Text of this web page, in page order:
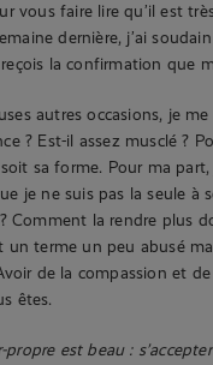
vous faire lire qu’il est
dernière, j’ai
reçois la confirmation
autres occasions, je
? Est-il assez musclé ?
sa forme. Pour ma
je ne suis pas la seule à
Comment la rendre plus
un terme un peu abusé
de la compassion et
êtes.
propre est beau :